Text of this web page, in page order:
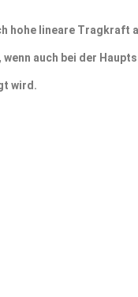
hohe lineare
wenn auch bei der
wird.